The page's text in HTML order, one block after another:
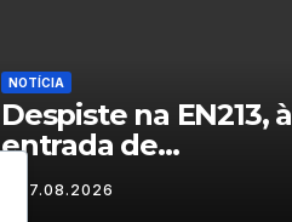
NOTÍCIA
Despiste na EN213, à
entrada de
Vilarandelo
07.08.2026